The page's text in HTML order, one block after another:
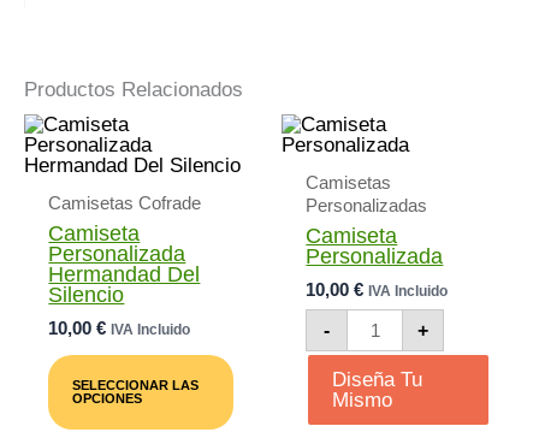
Productos Relacionados
Camisetas Cofrade
Camiseta
Personalizada
Hermandad Del
Silencio
10,00€ IVA Incluido
SELECCIONAR LAS
OPCIONES
Producto
Múltiples
Camisetas
Personalizadas
Camiseta
Personalizada
10,00€ IVA Incluido
-
Camiseta
Personalizada
Cantidad
+
Diseña Tu
Mismo